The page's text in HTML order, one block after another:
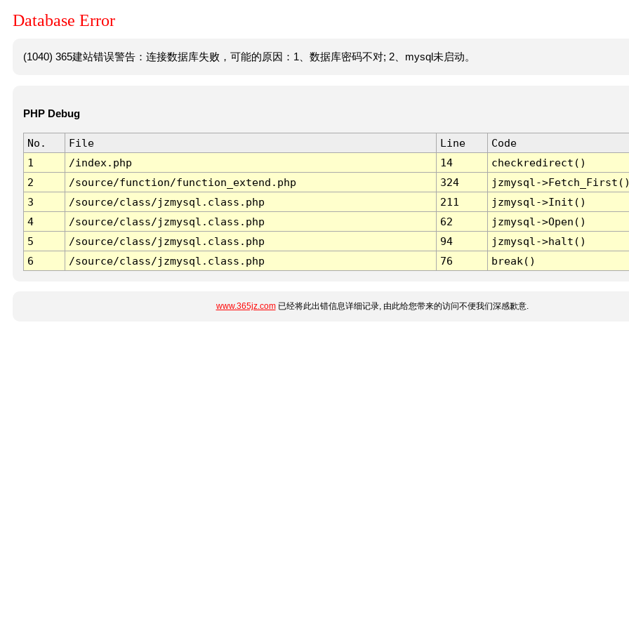
Database Error
(1040) 365建站错误警告：连接数据库失败，可能的原因：1、数据库密码不对; 2、mysql未启动。
PHP Debug
No. File Line
Code
1
/index.php 14
checkredirect()
2
/source/function/function_extend.php 324
jzmysql-
3
/source/class/jzmysql.class.php 211
jzmysql->Init()
4
/source/class/jzmysql.class.php 62
jzmysql->Open()
5
/source/class/jzmysql.class.php 94
jzmysql->halt()
6
/source/class/jzmysql.class.php 76 break()
www.365jz.com已经将此出错信息详细记录, 由此给您带来的访问不便我们深感歉意.